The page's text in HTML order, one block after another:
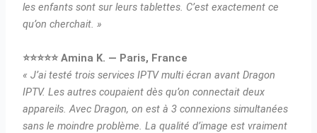
les enfants sont sur leurs tablettes. C’est exactement ce
qu’on cherchait. »
⭐⭐⭐⭐⭐ Amina K. — Paris, France
« J’ai testé trois services IPTV multi écran avant Dragon
IPTV. Les autres coupaient dès qu’on connectait deux
appareils. Avec Dragon, on est à 3 connexions simultanées
sans le moindre problème. La qualité d’image est vraiment